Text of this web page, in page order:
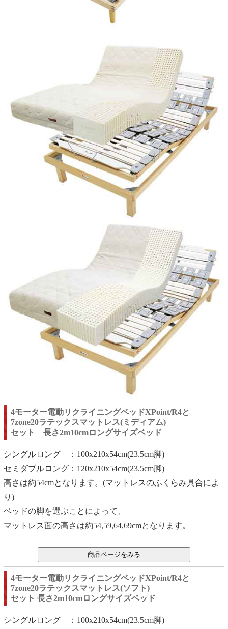
4モーター電動リクライニングベッドXPoint/R4と
7zone20ラテックスマットレス(ミディアム)
セット 長さ2m10cmロングサイズベッド
シングルロング ：100x210x54cm(23.5cm脚)
セミダブルロング：120x210x54cm(23.5cm脚)
高さは約54cmとなります。(マットレスのふくらみ具合によ
り)
ベッドの脚を選ぶことによって、
マットレス面の高さは約54,59,64,69cmとなります。
4モーター電動リクライニングベッドXPoint/R4と
7zone20ラテックスマットレス(ソフト)
セット 長さ2m10cmロングサイズベッド
シングルロング ：100x210x54cm(23.5cm脚)